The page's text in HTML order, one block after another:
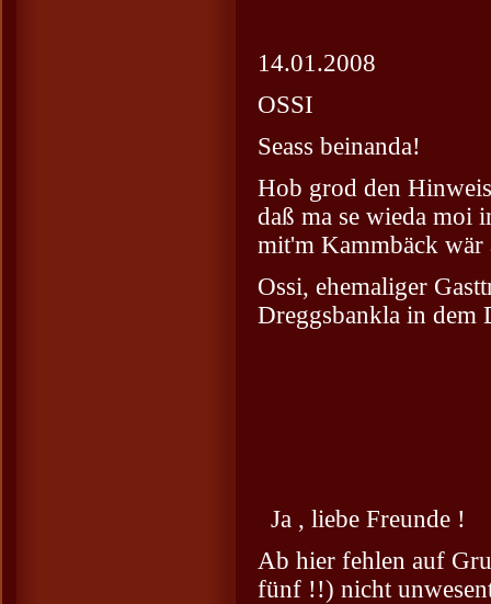
14.01.2008
OSSI
Seass beinanda!
Hob grod den
daß ma se wieda moi
mit'm Kammbäck wär
Ossi, ehemaliger
Dreggsbankla in dem
Ja , liebe Freunde !
Ab hier fehlen auf
fünf !!) nicht